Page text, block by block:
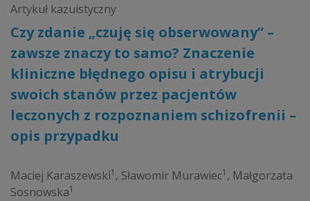
Artykuł kazuistyczny
Czy zdanie „czuję się obserwowany” –
zawsze znaczy to samo? Znaczenie
kliniczne błędnego opisu i atrybucji
swoich stanów przez pacjentów
leczonych z rozpoznaniem schizofrenii –
opis przypadku
Maciej Karaszewski1 , Sławomir Murawiec1 , Małgorzata
Sosnowska1